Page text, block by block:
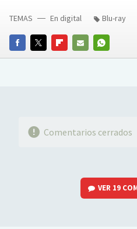
FACEBOOKTWITTERFLIPBOARD
E-
WHATSAPP
TEMAS En digital Blu-ray
Comentarios cerrados
VER 19